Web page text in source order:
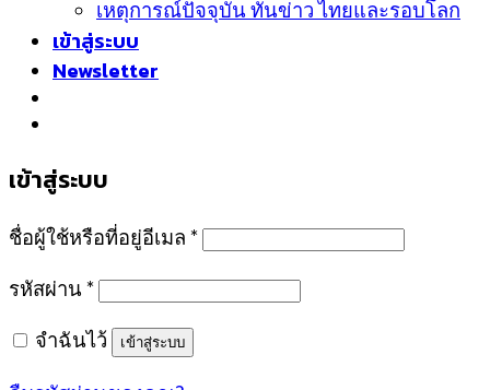
เหตุการณ์ปัจจุบัน ทันข่าว ไทยและรอบโลก
เข้าสู่ระบบ
Newsletter
เข้าสู่ระบบ
ชื่อผู้ใช้หรือที่อยู่อีเมล *
รหัสผ่าน *
จำฉันไว้ เข้าสู่ระบบ